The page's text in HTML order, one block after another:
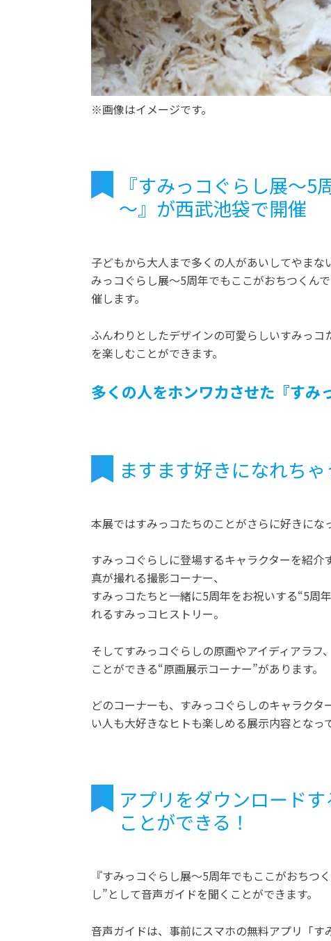
※画像はイメージです。
『すみっコぐらし展～
～』が西武池袋で開催
子どもから大人まで多くの人があいしてやま
みっコぐらし展～5周年でもここがおちつくん
催します。
ふんわりとしたデザインの可愛らしいすみっ
を楽しむことができます。
多くの人をホンワカさせた『すみ
ますます好きになれち
本展ではすみっコたちのことがさらに好きにな
すみっコぐらしに登場するキャラクターを紹
真が撮れる撮影コーナー、
すみっコたちと一緒に5周年をお祝いする“5周
れるすみっコヒストリー。
そしてすみっコぐらしの原画やアイディアラ
ことができる“原画展示コーナー”があります。
どのコーナーも、すみっコぐらしのキャラク
い人も大好きなヒトも楽しめる展示内容となっ
アプリをダウンロード
ことができる！
『すみっコぐらし展～5周年でもここがおちつ
し”として音声ガイドを聞くことができます。
音声ガイドは、事前にスマホの無料アプリ「す